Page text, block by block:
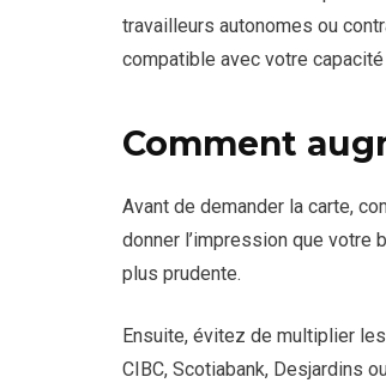
travailleurs autonomes ou
compatible avec votre
Comment
Avant de demander la carte,
donner l’impression que votre
plus prudente.
Ensuite, évitez de multiplier
CIBC, Scotiabank, Desjardins